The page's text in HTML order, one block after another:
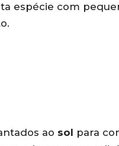
espécie com
ao sol para